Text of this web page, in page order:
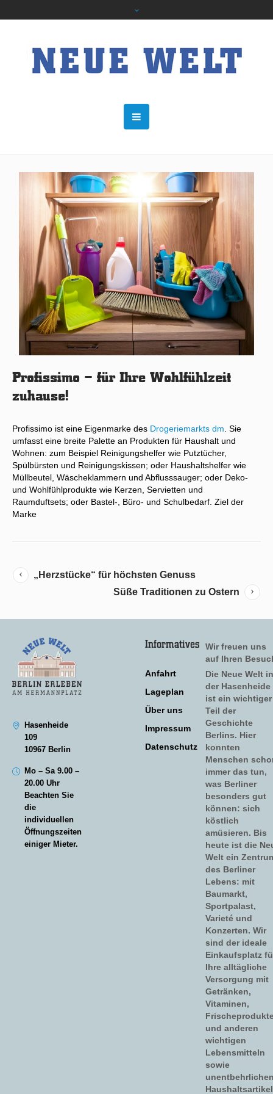
Profissimo – für Ihre Wohlfühlzeit
zuhause!
Profissimo ist eine Eigenmarke des Drogeriemarkts dm . Sie
umfasst eine breite Palette an Produkten für Haushalt und
Wohnen: zum Beispiel Reinigungshelfer wie Putztücher,
Spülbürsten und Reinigungskissen; oder Haushaltshelfer wie
Müllbeutel, Wäscheklammern und Abflusssauger; oder Deko-
und Wohlfühlprodukte wie Kerzen, Servietten und
Raumduftsets; oder Bastel-, Büro- und Schulbedarf. Ziel der
Marke
„Herzstücke“ für höchsten Genuss
Süße Traditionen zu Ostern
Hasenheide
109
10967 Berlin
Mo – Sa 9.00 –
20.00 Uhr
Beachten Sie
die
individuellen
Öffnungszeiten
einiger Mieter.
Informatives
Anfahrt
Lageplan
Über uns
Impressum
Datenschutz
Wir freuen uns
auf Ihren
Die Neue Welt in
der Hasenheide
ist ein wichtiger
Teil der
Geschichte
Berlins. Hier
konnten
Menschen
immer das tun,
was Berliner
besonders gut
können: sich
köstlich
amüsieren. Bis
heute ist die
Welt ein
des Berliner
Lebens: mit
Baumarkt,
Sportpalast,
Varieté und
Konzerten. Wir
sind der ideale
Einkaufsplatz
Ihre alltägliche
Versorgung mit
Getränken,
Vitaminen,
und anderen
wichtigen
Lebensmitteln
sowie